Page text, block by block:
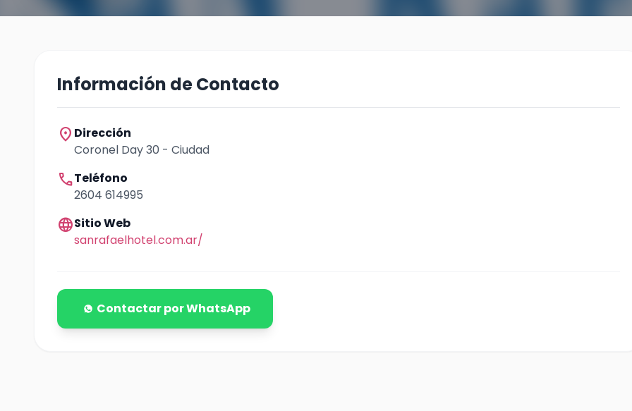
Información de Contacto
location_on Dirección
Coronel Day 30 - Ciudad
callTeléfono
2604 614995
languageSitio Web
sanrafaelhotel.com.ar/
Contactar por WhatsApp